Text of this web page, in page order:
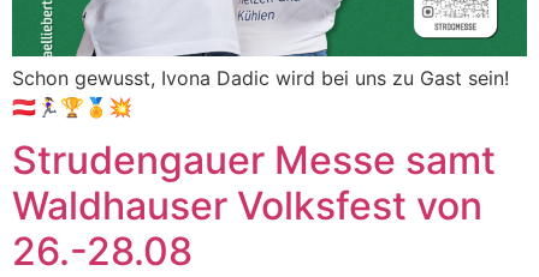
Schon gewusst, Ivona Dadic wird bei uns zu Gast sein!
🇦🇹🏃‍♀️🏆🏅💥
Strudengauer Messe samt
Waldhauser Volksfest von
26.-28.08